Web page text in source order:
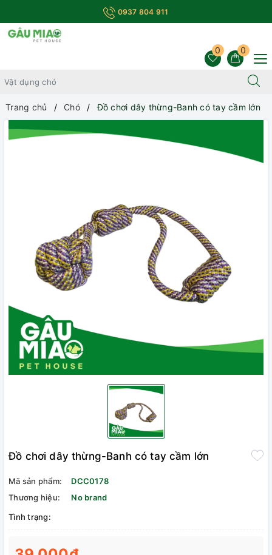
0937 804 911
0
0
Trang chủ Chó Đồ chơi dây thừng-Banh có tay cầm lớn
Đồ chơi dây thừng-Banh có tay cầm lớn
Mã sản phẩm:
DCC0178
Thương hiệu:
No brand
Tình trạng: